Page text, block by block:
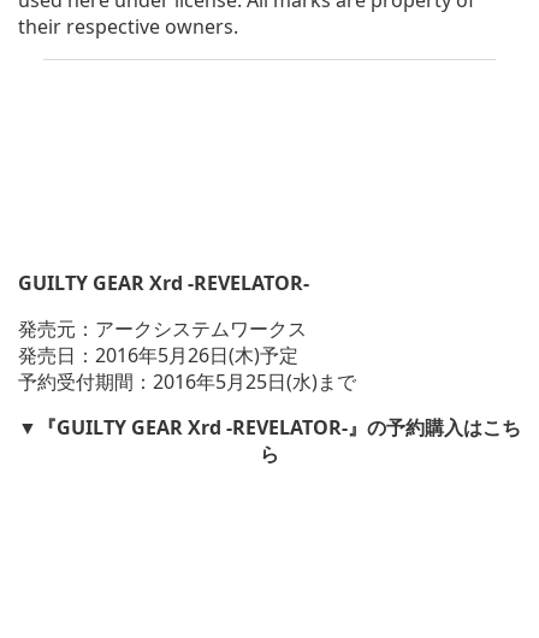
their respective owners.
GUILTY GEAR Xrd -REVELATOR-
発売元：アークシステムワークス
発売日：2016年5月26日(木)予定
予約受付期間：2016年5月25日(水)まで
▼『GUILTY GEAR Xrd -REVELATOR-』の予約購入はこち
ら